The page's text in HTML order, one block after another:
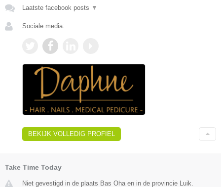
Laatste facebook posts ▼
Sociale media:
BEKIJK VOLLEDIG PROFIEL
Take Time Today
Niet gevestigd in de plaats Bas Oha en in de provincie Luik.